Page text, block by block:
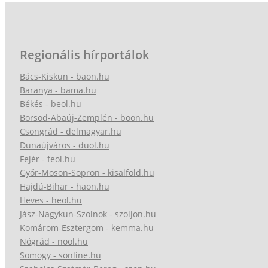
Regionális hírportálok
Bács-Kiskun - baon.hu
Baranya - bama.hu
Békés - beol.hu
Borsod-Abaúj-Zemplén - boon.hu
Csongrád - delmagyar.hu
Dunaújváros - duol.hu
Fejér - feol.hu
Győr-Moson-Sopron - kisalfold.hu
Hajdú-Bihar - haon.hu
Heves - heol.hu
Jász-Nagykun-Szolnok - szoljon.hu
Komárom-Esztergom - kemma.hu
Nógrád - nool.hu
Somogy - sonline.hu